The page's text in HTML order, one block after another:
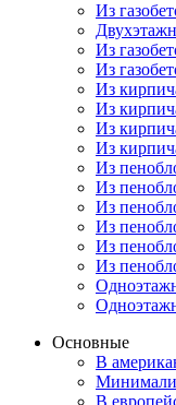
Из
Из
Из
Из
Из
Из
Из
Из
Из
Из
Из
Из
Из
Основные
В